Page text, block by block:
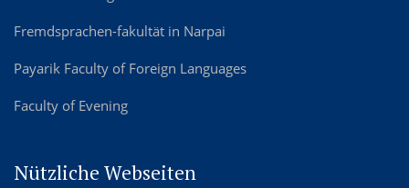
Fremdsprachen-fakultät in Narpai
Payarik Faculty of Foreign Languages
Faculty of Evening
Nützliche Webseiten